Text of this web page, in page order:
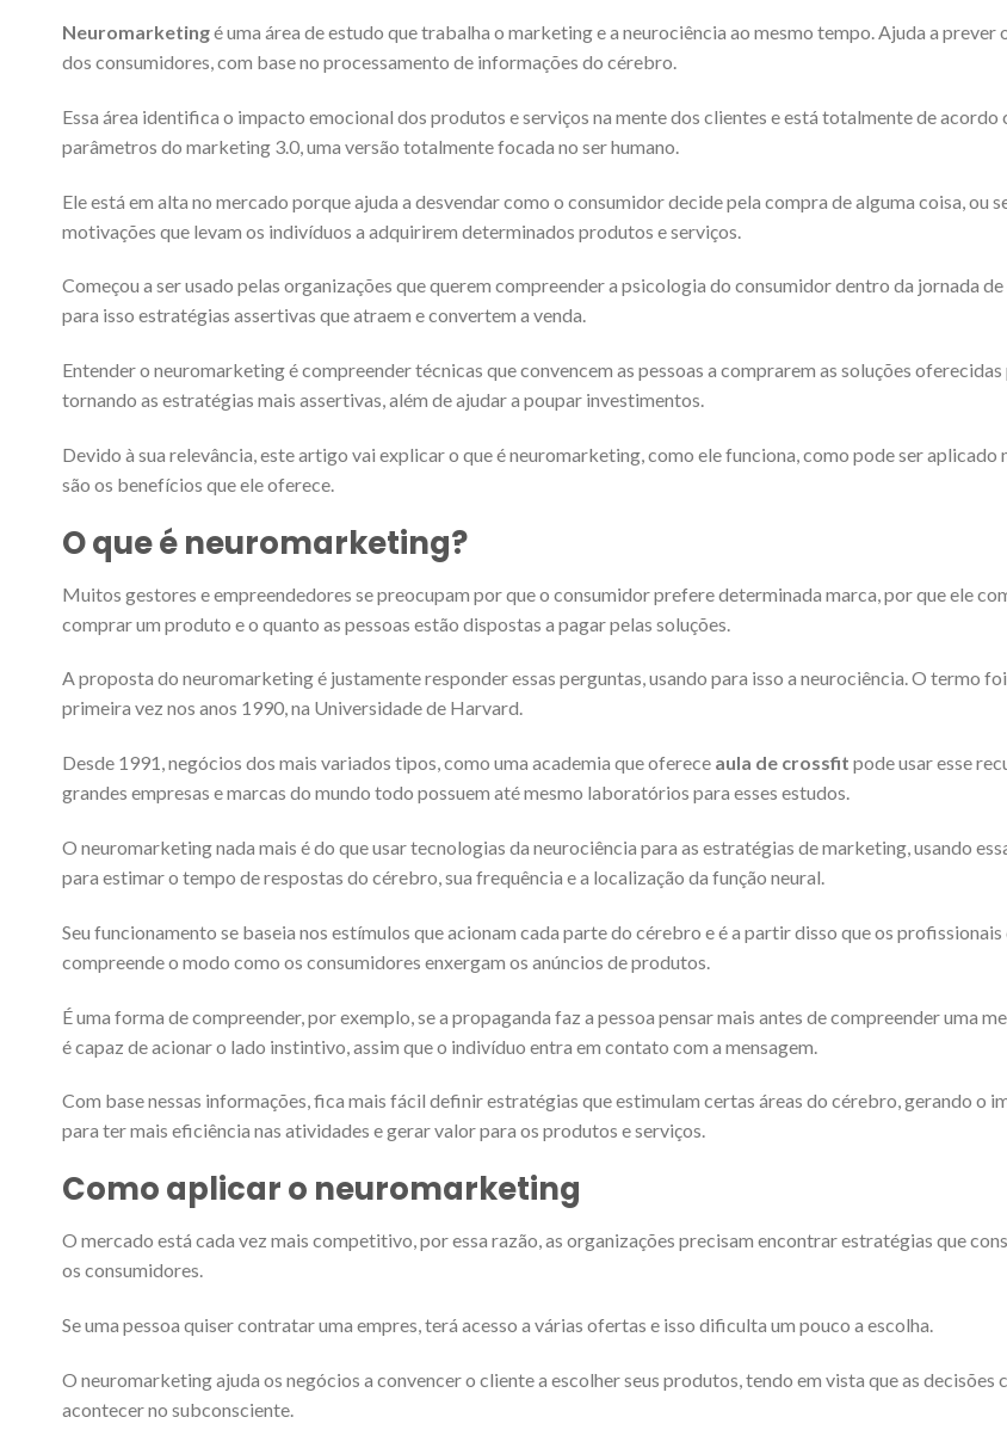
Neuromarketingé uma área de estudo que trabalha o marketing e a neurociência ao mesmo tempo. Ajuda a
dos consumidores, com base no processamento de informações do cérebro.
Essa área identifica o impacto emocional dos produtos e serviços na mente dos clientes e está totalmente de acordo
parâmetros do marketing 3.0, uma versão totalmente focada no ser humano.
Ele está em alta no mercado porque ajuda a desvendar como o consumidor decide pela compra de alguma coisa, ou
motivações que levam os indivíduos a adquirirem determinados produtos e serviços.
Começou a ser usado pelas organizações que querem compreender a psicologia do consumidor dentro da jornada
para isso estratégias assertivas que atraem e convertem a venda.
Entender o neuromarketing é compreender técnicas que convencem as pessoas a comprarem as soluções oferecidas
tornando as estratégias mais assertivas, além de ajudar a poupar investimentos.
Devido à sua relevância, este artigo vai explicar o que é neuromarketing, como ele funciona, como pode ser aplicado
são os benefícios que ele oferece.
O que é neuromarketing?
Muitos gestores e empreendedores se preocupam por que o consumidor prefere determinada marca, por que ele
comprar um produto e o quanto as pessoas estão dispostas a pagar pelas soluções.
A proposta do neuromarketing é justamente responder essas perguntas, usando para isso a neurociência. O termo
primeira vez nos anos 1990, na Universidade de Harvard.
Desde 1991, negócios dos mais variados tipos, como uma academia que oferece aula de crossfit pode usar esse
grandes empresas e marcas do mundo todo possuem até mesmo laboratórios para esses estudos.
O neuromarketing nada mais é do que usar tecnologias da neurociência para as estratégias de marketing, usando
para estimar o tempo de respostas do cérebro, sua frequência e a localização da função neural.
Seu funcionamento se baseia nos estímulos que acionam cada parte do cérebro e é a partir disso que os
compreende o modo como os consumidores enxergam os anúncios de produtos.
É uma forma de compreender, por exemplo, se a propaganda faz a pessoa pensar mais antes de compreender uma
é capaz de acionar o lado instintivo, assim que o indivíduo entra em contato com a mensagem.
Com base nessas informações, fica mais fácil definir estratégias que estimulam certas áreas do cérebro, gerando o
para ter mais eficiência nas atividades e gerar valor para os produtos e serviços.
Como aplicar o neuromarketing
O mercado está cada vez mais competitivo, por essa razão, as organizações precisam encontrar estratégias que
os consumidores.
Se uma pessoa quiser contratar uma empres, terá acesso a várias ofertas e isso dificulta um pouco a escolha.
O neuromarketing ajuda os negócios a convencer o cliente a escolher seus produtos, tendo em vista que as decisões
acontecer no subconsciente.